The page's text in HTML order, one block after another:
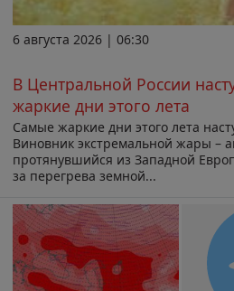
6 августа 2026 | 06:30
В Центральной России
жаркие дни этого лета
Самые жаркие дни этого лета
Виновник экстремальной жары –
протянувшийся из Западной
за перегрева земной...